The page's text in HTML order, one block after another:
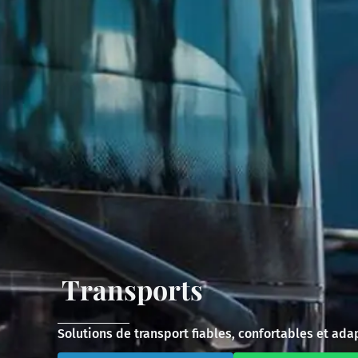
Transports
Solutions de transport fiables, confortables et